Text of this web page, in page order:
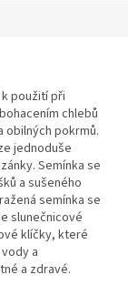
použití při
chlebů
obilných pokrmů.
jednoduše
Semínka se
a sušeného
semínka se
slunečnicové
klíčky, které
a
a zdravé.